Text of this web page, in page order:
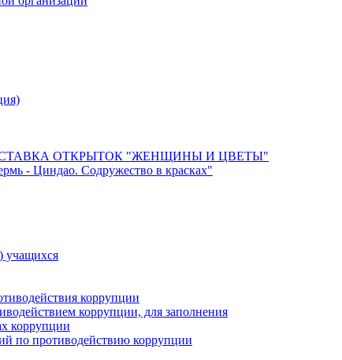
ОТКРЫТОК "ЖЕНЩИНЫ И ЦВЕТЫ"
- Циндао. Содружество в красках"
учащихся
коррупции
коррупции, для заполнения
коррупции
по противодействию коррупции